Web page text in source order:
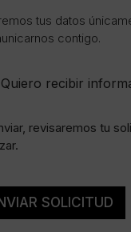
tus datos
contigo.
Quiero recibir
revisaremos tu
SOLICITUD